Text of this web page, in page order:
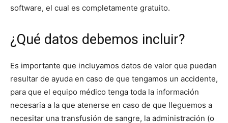
software, el cual es completamente gratuito.
¿Qué datos debemos incluir?
Es importante que incluyamos datos de valor que puedan
resultar de ayuda en caso de que tengamos un accidente,
para que el equipo médico tenga toda la información
necesaria a la que atenerse en caso de que lleguemos a
necesitar una transfusión de sangre, la administración (o